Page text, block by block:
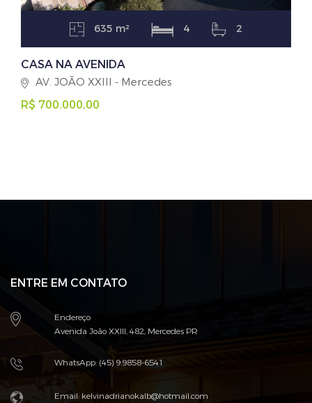
635 m² 4 2
CASA NA AVENIDA
AV. JOÃO XXIII - Mercedes
R$ 700.000,00
ENTRE EM CONTATO
Endereço
Avenida João XXIII, 482, Mercedes PR
WhatsApp: (45) 9.9858-6541
Email: kelvinadrianokalb@hotmail.com